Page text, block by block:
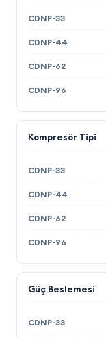
Kompresör Tipi
Güç Beslemesi